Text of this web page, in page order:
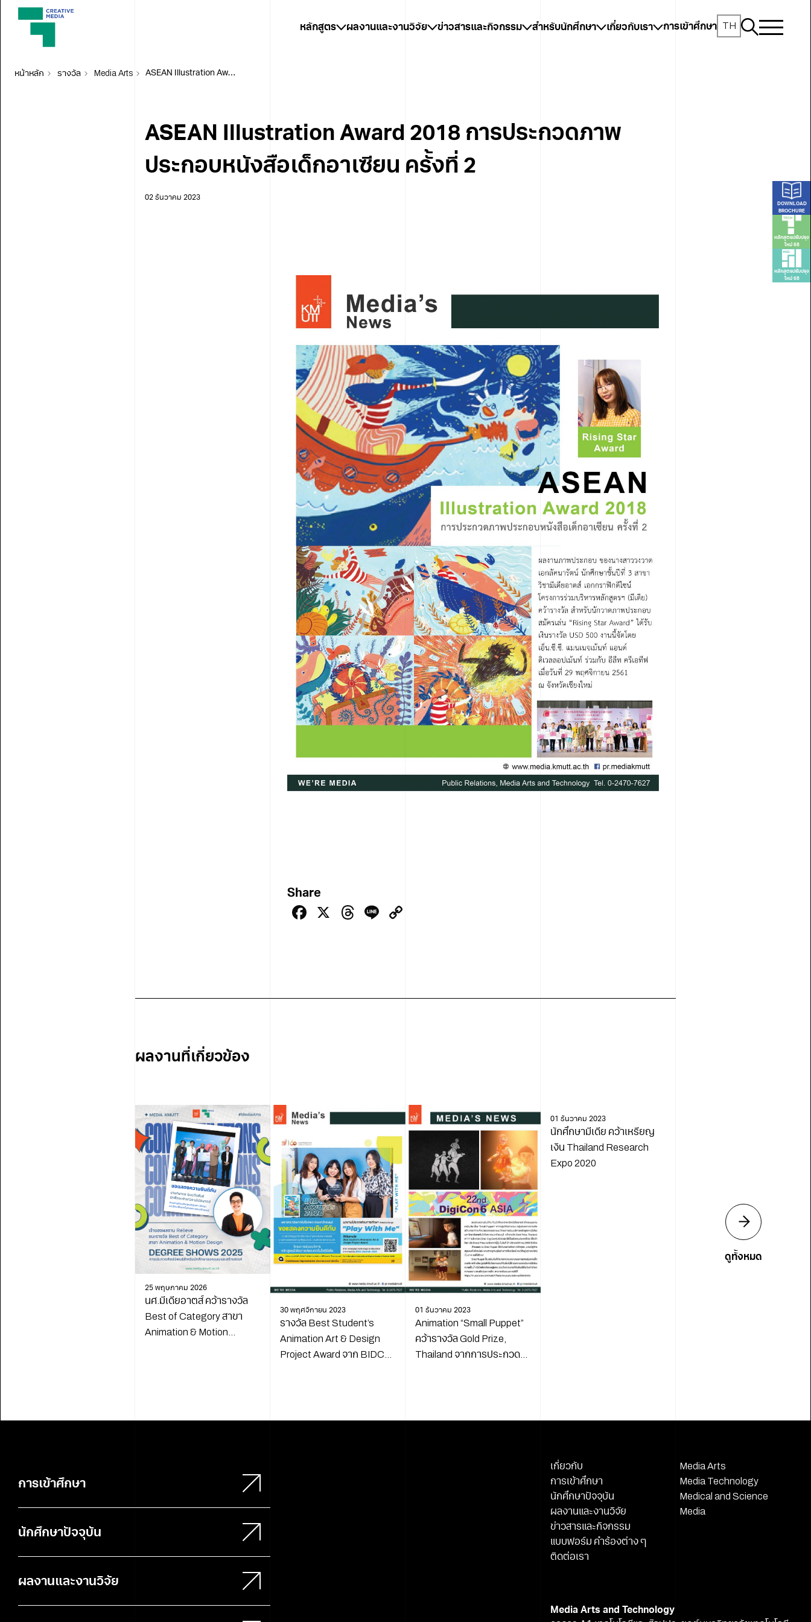
หลักสูตร ผลงานและงานวิจัย ข่าวสารและกิจกรรม สำหรับนักศึกษา เกี่ยวกับเรา การเข้าศึกษา TH
DOWNLOAD
BROCHURE
หลักสูตรปรับปรุง
ใหม่ 68
หลักสูตรปรับปรุง
ใหม่ 68
หน้าหลัก รางวัล Media Arts ASEAN Illustration Award 2018 การประกวดภาพประกอบหนังสือเด็กอาเซียน ครั้งที่ 2
ASEAN Illustration Award 2018 การประกวดภาพ
ประกอบหนังสือเด็กอาเซียน ครั้งที่ 2
02 ธันวาคม 2023
Share
Facebook
X Threads
Line
ผลงานที่เกี่ยวข้อง
25 พฤษภาคม 2026
นศ.มีเดียอาตส์ คว้ารางวัล
Best of Category สาขา
Animation & Motion
30 พฤศจิกายน 2023
รางวัล Best Student’s
Animation Art & Design
Project Award จาก BIDC
01 ธันวาคม 2023
Animation “Small Puppet”
คว้ารางวัล Gold Prize,
Thailand จากการประกวด
01 ธันวาคม 2023
นักศึกษามีเดีย คว้าเหรียญ
เงิน Thailand Research
Expo 2020
ดูทั้งหมด
การเข้าศึกษา
นักศึกษาปัจจุบัน
ผลงานและงานวิจัย
เกี่ยวกับ
การเข้าศึกษา
นักศึกษาปัจจุบัน
ผลงานและงานวิจัย
ข่าวสารและกิจกรรม
แบบฟอร์ม คำร้องต่าง ๆ
ติดต่อเรา
Media Arts
Media Technology
Medical and Science
Media
Media Arts and Technology